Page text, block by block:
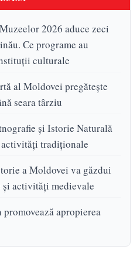
2026 aduce zeci
Ce programe au
culturale
al Moldovei pregătește
seara târziu
și Istorie Naturală
tradiționale
a Moldovei va găzdui
activități medievale
apropierea